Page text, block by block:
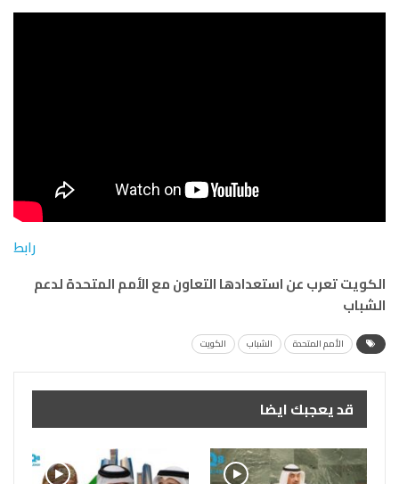
رابط
الكويت تعرب عن استعدادها التعاون مع الأمم المتحدة لدعم
الشباب
الأمم المتحدة الشباب الكويت
قد يعجبك ايضا